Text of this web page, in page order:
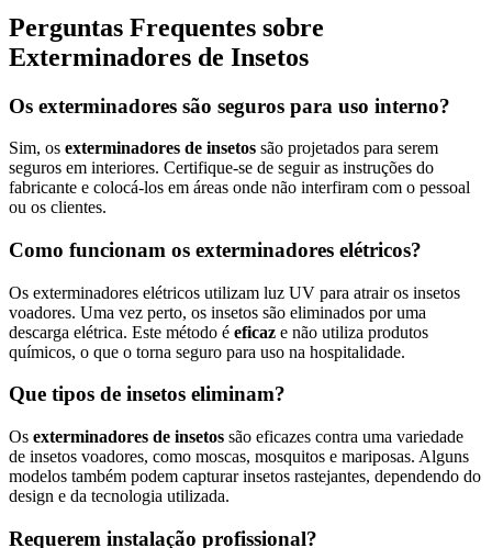
Perguntas Frequentes sobre
Exterminadores de Insetos
Os exterminadores são seguros para uso interno?
Sim, os exterminadores de insetos são projetados para serem
seguros em interiores. Certifique-se de seguir as instruções do
fabricante e colocá-los em áreas onde não interfiram com o pessoal
ou os clientes.
Como funcionam os exterminadores elétricos?
Os exterminadores elétricos utilizam luz UV para atrair os insetos
voadores. Uma vez perto, os insetos são eliminados por uma
descarga elétrica. Este método é eficaz e não utiliza produtos
químicos, o que o torna seguro para uso na hospitalidade.
Que tipos de insetos eliminam?
Os exterminadores de insetos são eficazes contra uma variedade
de insetos voadores, como moscas, mosquitos e mariposas. Alguns
modelos também podem capturar insetos rastejantes, dependendo do
design e da tecnologia utilizada.
Requerem instalação profissional?